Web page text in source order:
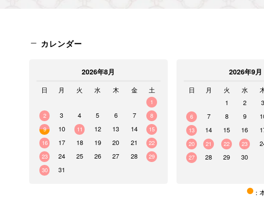
カレンダー
2026年8月
日 月 火 水 木 金 土
1
2
3 4 5 6 7
8
9
10 11 12 13 14
15
16
17 18 19 20 21
22
23
24 25 26 27 28
29
30
31
2026年9月
日 月 火 水
1
2 3
6
7 8 9
13
14 15 16
20
21 22 23
27
28 29 30
：